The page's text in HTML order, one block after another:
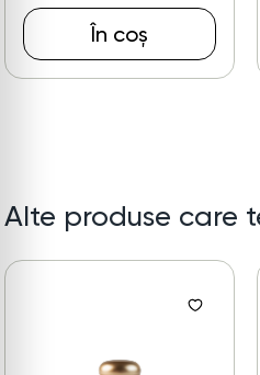
În coș
Alte produse care